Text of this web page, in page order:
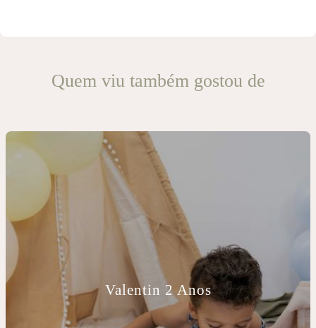
Quem viu também gostou de
Valentin 2 Anos